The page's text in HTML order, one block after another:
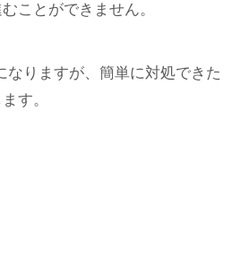
ことができません。
なりますが、簡単に対処できた
す。